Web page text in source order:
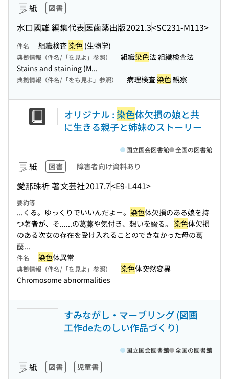
紙 図書
水口國雄 編集代表医歯薬出版2021.3<SC231-M113>
件名 組織検査染色 (生物学)
典拠情報（件名/「を見よ」参照） 組織染色法 組織検査法
Stains and staining (M...
典拠情報（件名/「をも見よ」参照） 病理検査染色観察
オリジナル : 染色体欠損の娘と共
に生きる親子と姉妹のストーリー
紙 図書 障害者向け資料あり
愛那珠祈 著文芸社2017.7<E9-L441>
国立国会図書館 全国の図書館
要約等
...くる。ゆっくりでいいんだよ－。 染色体欠損のある娘を持
つ著者が、そ......の葛藤や気付き、想いを綴る。 染色体欠損
のある次女の存在を受け入れることのできなかった母の葛
藤...
件名 染色体異常
典拠情報（件名/「を見よ」参照） 染色体突然変異
Chromosome abnormalities
すみながし・マーブリング (図画
工作deたのしい作品づくり)
紙 図書 児童書
国立国会図書館 全国の図書館